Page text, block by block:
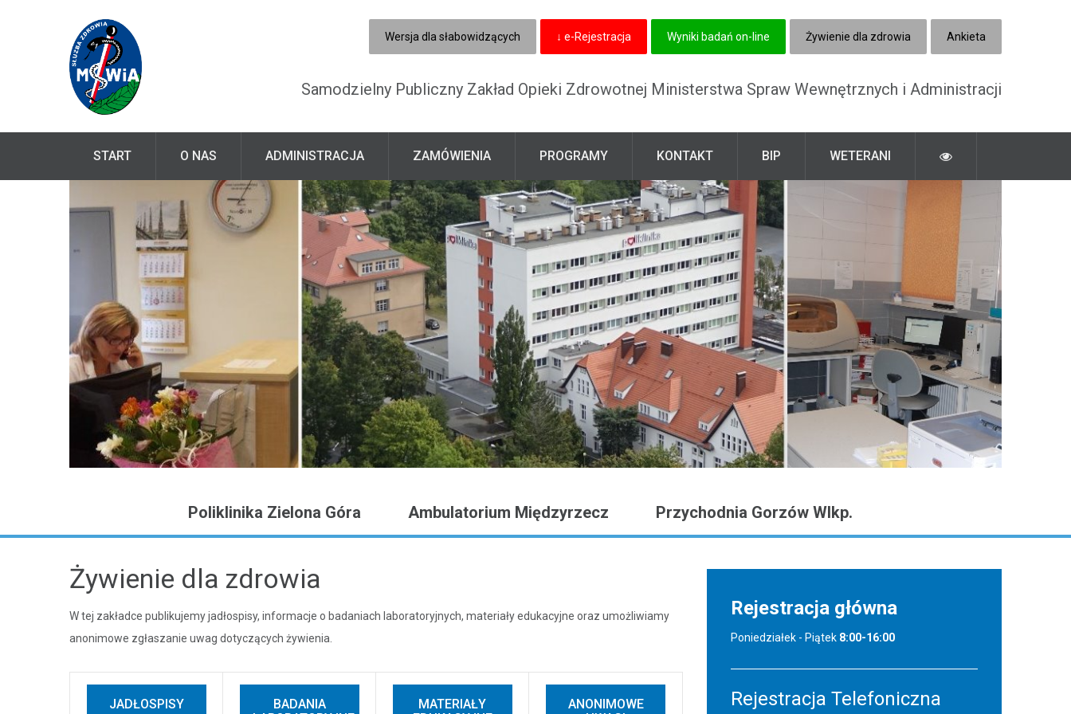
Wersja dla słabowidzących ↓ e-Rejestracja Wyniki badań on-line Żywienie dla zdrowia Ankieta
Samodzielny Publiczny Zakład Opieki Zdrowotnej Ministerstwa Spraw Wewnętrznych i Administracji
START O NAS ADMINISTRACJA ZAMÓWIENIA PROGRAMY KONTAKT BIP WETERANI
Poliklinika Zielona Góra Ambulatorium Międzyrzecz Przychodnia Gorzów Wlkp.
Żywienie dla zdrowia
W tej zakładce publikujemy jadłospisy, informacje o badaniach laboratoryjnych, materiały edukacyjne oraz umożliwiamy
anonimowe zgłaszanie uwag dotyczących żywienia.
JADŁOSPISY
BADANIA
MATERIAŁY
ANONIMOWE
Rejestracja główna
Poniedziałek - Piątek 8:00-16:00
Rejestracja Telefoniczna